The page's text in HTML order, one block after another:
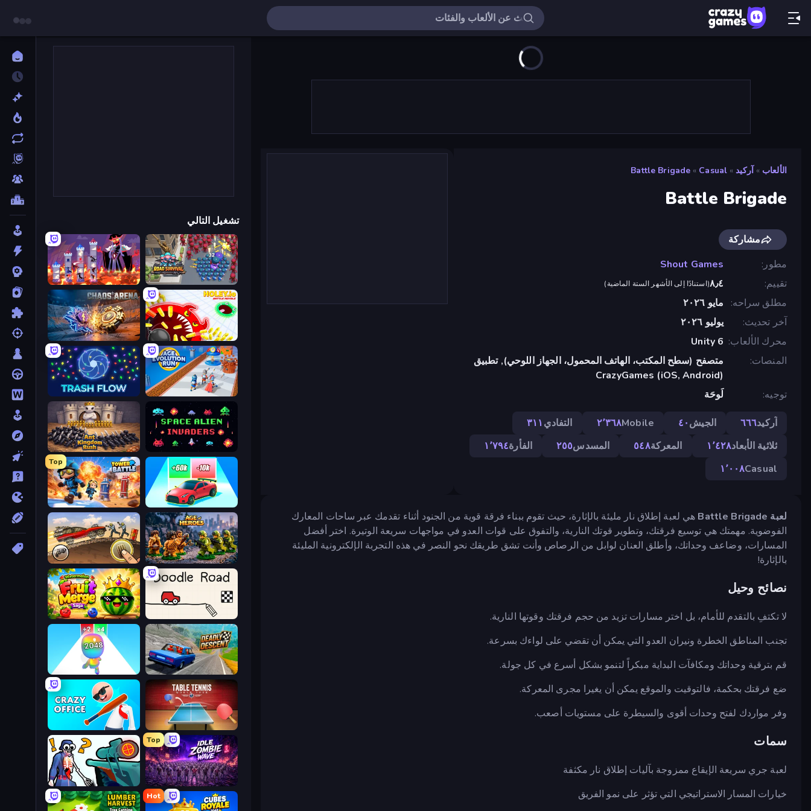
الألعاب » آركيد »
Casual
»
Battle Brigade
Battle Brigade
مشاركة
مطور
Shout Games
تقييم
٨٫٤(استنادًا إلى الأشهر الستة الماضية)
مطلق سراحه
مايو ٢٠٢٦
آخر تحديث
يوليو ٢٠٢٦
محرك الألعاب Unity 6
المنصات
متصفح (سطح المكتب، الهاتف المحمول، الجهاز اللوحي), تطبيق
CrazyGames (iOS, Android)
توجيه
لَوحَة
آركيد٦٦٦ الجيش٤٠ Mobile٢٬٣٦٨ التفادي٣١١
ثلاثية الأبعاد١٬٤٢٨ المعركة٥٤٨ المسدس٢٥٥ الفأرة١٬٧٩٤
Casual١٬٠٠٨
لعبة Battle Brigade
هي لعبة إطلاق نار مليئة بالإثارة، حيث تقوم ببناء فرقة قوية من الجنود أثناء تقدمك عبر ساحات المعارك
الفوضوية. مهمتك هي توسيع فرقتك، وتطوير قوتك النارية، والتفوق على قوات العدو في مواجهات سريعة الوتيرة. اختر أفضل
المسارات، وضاعف وحداتك، وأطلق العنان لوابل من الرصاص وأنت تشق طريقك نحو النصر في هذه التجربة الإلكترونية المليئة
بالإثارة!
نصائح وحيل
لا تكتفِ بالتقدم للأمام، بل اختر مسارات تزيد من حجم فرقتك وقوتها النارية.
تجنب المناطق الخطرة ونيران العدو التي يمكن أن تقضي على لواءك بسرعة.
قم بترقية وحداتك ومكافآت البداية مبكراً لتنمو بشكل أسرع في كل جولة.
ضع فرقتك بحكمة، فالتوقيت والموقع يمكن أن يغيرا مجرى المعركة.
وفر مواردك لفتح وحدات أقوى والسيطرة على مستويات أصعب.
سمات
لعبة جري سريعة الإيقاع ممزوجة بآليات إطلاق نار مكثفة
خيارات المسار الاستراتيجي التي تؤثر على نمو الفريق
تشغيل التالي
Road Survival
Hero Castle War: Tower Attack
Holey.io Battle Royale
Chaos Arena
Age Evolution Run
Trash Flow
Space Alien Invaders
Ant Kingdom Rush
Top
Tower Battle
Age of Heroes
Earn to Die: Zombie Ride
Doodle Road
Watermelon Fruit Merge Saga
Deadly Descent
Man Runner 2048
Table Tennis World Tour
Top
Idle Zombie Wave: Survivors
Sniper Shot: Bullet Time
Hot